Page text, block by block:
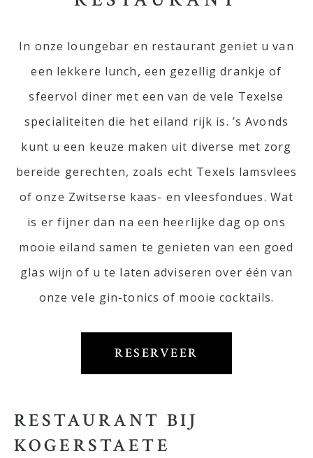
In onze loungebar en restaurant geniet u van
een lekkere lunch, een gezellig drankje of
sfeervol diner met een van de vele Texelse
specialiteiten die het eiland rijk is. ’s Avonds
kunt u een keuze maken uit diverse met zorg
bereide gerechten, zoals echt Texels lamsvlees
of onze Zwitserse kaas- en vleesfondues. Wat
is er fijner dan na een heerlijke dag op ons
mooie eiland samen te genieten van een goed
glas wijn of u te laten adviseren over één van
onze vele gin-tonics of mooie cocktails.
RESERVEER
RESTAURANT BIJ
KOGERSTAETE